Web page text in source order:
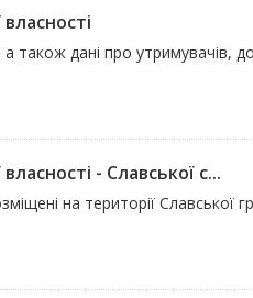
дані про утримувачів,
- Славської с...
на території Славської